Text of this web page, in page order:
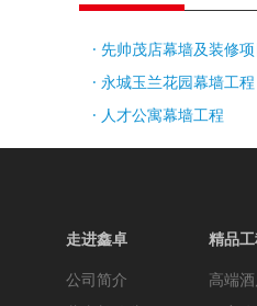
· 先帅茂店幕墙及装修项
· 永城玉兰花园幕墙工程
· 人才公寓幕墙工程
走进鑫卓
公司简介
精品
高端